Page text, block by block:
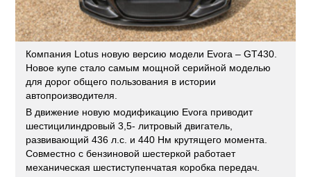
Компания Lotus новую версию модели Evora – GT430.
Новое купе стало самым мощной серийной моделью
для дорог общего пользования в истории
автопроизводителя.
В движение новую модификацию Evora приводит
шестицилиндровый 3,5- литровый двигатель,
развивающий 436 л.с. и 440 Нм крутящего момента.
Совместно с бензиновой шестеркой работает
механическая шестиступенчатая коробка передач.